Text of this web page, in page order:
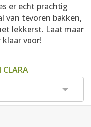
er echt prachtig
van tevoren bakken,
lekkerst. Laat maar
voor!
CLARA